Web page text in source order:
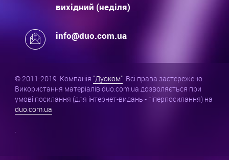
вихідний (неділя)
info@duo.com.ua
© 2011-2019. Компанія "Дуоком". Всі права застережено.
Використання матеріалів duo.com.ua дозволяється при
умові посилання (для інтернет-видань - гіперпосилання) на
duo.com.ua
.